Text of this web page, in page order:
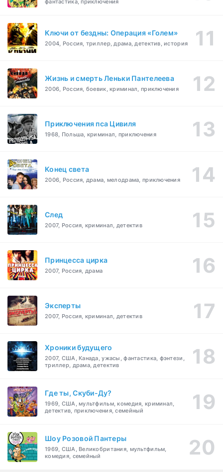
фантастика, приключения
Ключи от бездны: Операция «Голем»
2004, Россия, триллер, драма, детектив, история
Жизнь и смерть Леньки Пантелеева
2006, Россия, боевик, криминал, приключения
Приключения пса Цивиля
1968, Польша, криминал, приключения
Конец света
2006, Россия, драма, мелодрама, приключения
След
2007, Россия, криминал, детектив
Принцесса цирка
2007, Россия, драма
Эксперты
2007, Россия, криминал, детектив
Хроники будущего
2007, США, Канада, ужасы, фантастика, фэнтези,
триллер, драма, детектив
Где ты, Скуби-Ду?
1969, США, мультфильм, комедия, криминал,
детектив, приключения, семейный
Шоу Розовой Пантеры
1969, США, Великобритания, мультфильм,
комедия, семейный